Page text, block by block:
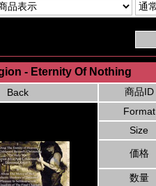
- Eternity Of Nothing
Back 商品ID
Format
Size
価格
数量